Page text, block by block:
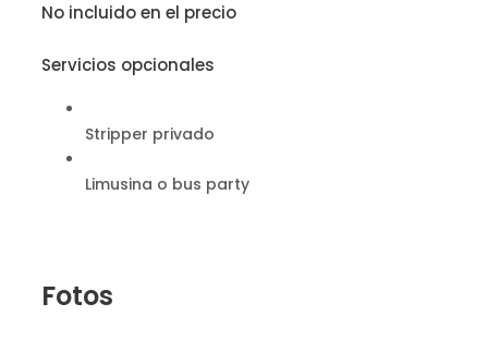
No incluido en el precio
Servicios opcionales
Stripper privado
Limusina o bus party
Fotos